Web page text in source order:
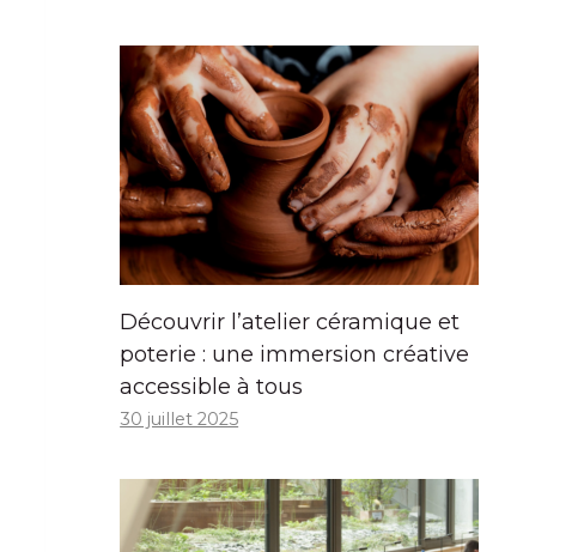
Découvrir l’atelier céramique et
poterie : une immersion créative
accessible à tous
30 juillet 2025